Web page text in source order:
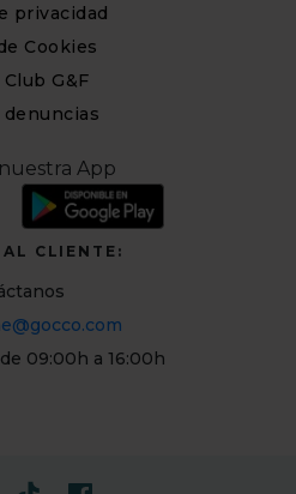
privacidad
Cookies
G&F
denuncias
App
CLIENTE:
09:00h a 16:00h